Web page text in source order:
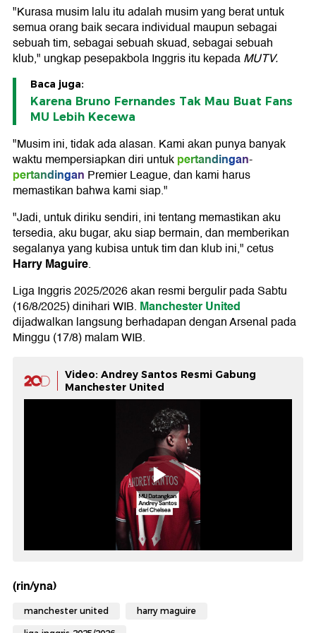
"Kurasa musim lalu itu adalah musim yang berat untuk
semua orang baik secara individual maupun sebagai
sebuah tim, sebagai sebuah skuad, sebagai sebuah
klub," ungkap pesepakbola Inggris itu kepadaMUTV.
Baca juga:
Karena Bruno Fernandes Tak Mau Buat Fans
MU Lebih Kecewa
"Musim ini, tidak ada alasan. Kami akan punya banyak
waktu mempersiapkan diri untukpertandingan-
pertandingan Premier League, dan kami harus
memastikan bahwa kami siap."
"Jadi, untuk diriku sendiri, ini tentang memastikan aku
tersedia, aku bugar, aku siap bermain, dan memberikan
segalanya yang kubisa untuk tim dan klub ini," cetus
Harry Maguire.
Liga Inggris 2025/2026 akan resmi bergulir pada Sabtu
(16/8/2025) dinihari WIB. Manchester United
dijadwalkan langsung berhadapan dengan Arsenal pada
Minggu (17/8) malam WIB.
Video: Andrey Santos Resmi Gabung
Manchester United
(rin/yna)
manchester united harry maguire